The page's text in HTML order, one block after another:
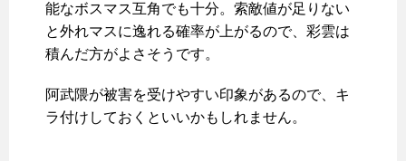
能なボスマス互角でも十分。索敵値が足りない
と外れマスに逸れる確率が上がるので、彩雲は
積んだ方がよさそうです。
阿武隈が被害を受けやすい印象があるので、キ
ラ付けしておくといいかもしれません。